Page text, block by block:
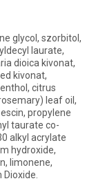
glycol, szorbitol,
laurate,
dioica kivonat,
kivonat,
citrus
leaf oil,
propylene
taurate co-
alkyl acrylate
hydroxide,
limonene,